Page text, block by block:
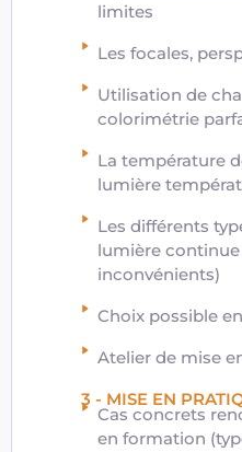
limites
Les focales,
Utilisation de
colorimétrie
La température
lumière
Les différents
lumière
inconvénients)
Choix possible
Atelier de mise
3 - MISE EN
Cas concrets
en formation